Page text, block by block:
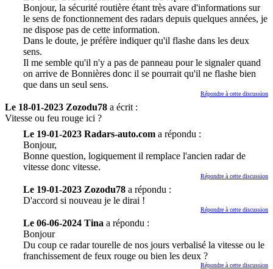
Bonjour, la sécurité routière étant très avare d'informations sur
le sens de fonctionnement des radars depuis quelques années, je
ne dispose pas de cette information.
Dans le doute, je préfère indiquer qu'il flashe dans les deux
sens.
Il me semble qu'il n'y a pas de panneau pour le signaler quand
on arrive de Bonnières donc il se pourrait qu'il ne flashe bien
que dans un seul sens.
Répondre à cette discussion
Le 18-01-2023 Zozodu78 a écrit :
Vitesse ou feu rouge ici ?
Le 19-01-2023 Radars-auto.com a répondu :
Bonjour,
Bonne question, logiquement il remplace l'ancien radar de
vitesse donc vitesse.
Répondre à cette discussion
Le 19-01-2023 Zozodu78 a répondu :
D'accord si nouveau je le dirai !
Répondre à cette discussion
Le 06-06-2024 Tina a répondu :
Bonjour
Du coup ce radar tourelle de nos jours verbalisé la vitesse ou le
franchissement de feux rouge ou bien les deux ?
Répondre à cette discussion